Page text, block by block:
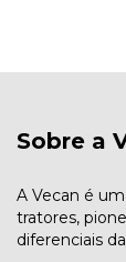
Sobre a
A Vecan é
tratores,
diferenciais